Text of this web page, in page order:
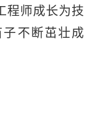
程师成长为技
不断茁壮成